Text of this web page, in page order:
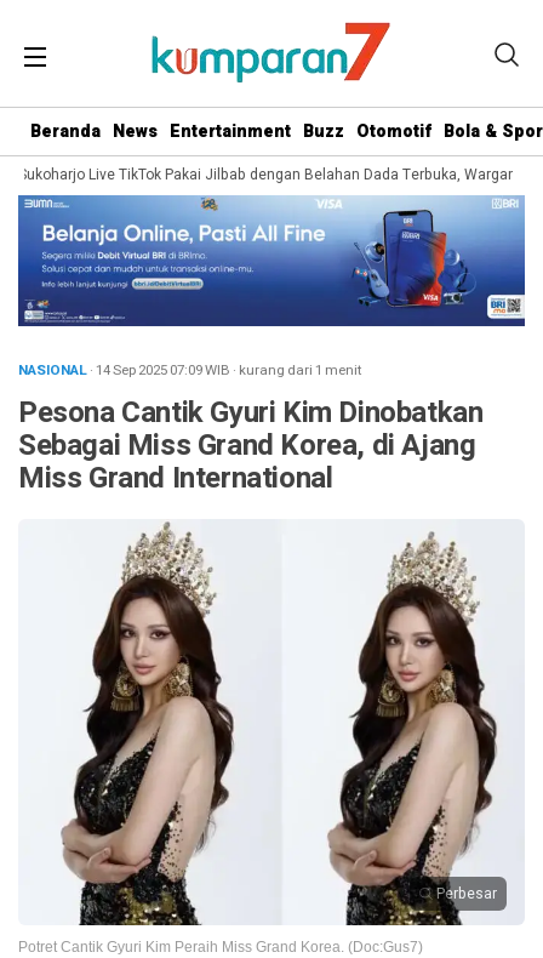
Beranda News Entertainment Buzz Otomotif Bola &
Live TikTok Pakai Jilbab dengan Belahan Dada Terbuka, Warganet
NASIONAL· 14 Sep 202507:09WIB · kurang dari 1 menit
Pesona Cantik Gyuri Kim Dinobatkan
Sebagai Miss Grand Korea, di Ajang
Miss Grand International
Perbesar
Potret Cantik Gyuri Kim Peraih Miss Grand Korea. (Doc:Gus7)